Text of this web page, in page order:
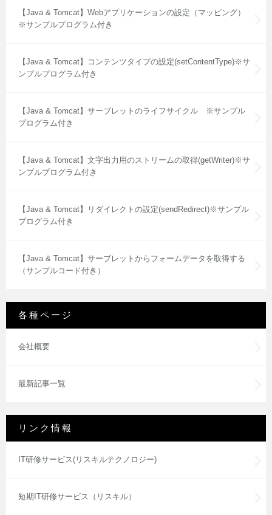
【Java & Tomcat】Webアプリケーションの設定（マッピング）
※サンプルプログラム付き
【Java & Tomcat】コンテンツタイプの設定(setContentType)※サ
ンプルプログラム付き
【Java & Tomcat】サーブレットのライフサイクル ※サンプル
プログラム付き
【Java & Tomcat】文字出力用のストリームの取得(getWriter)※サ
ンプルプログラム付き
【Java & Tomcat】リダイレクトの設定(sendRedirect)※サンプル
プログラム付き
【Java & Tomcat】サーブレットからフォームデータを取得する
（サンプルコード付き）
各種ページ
会社概要
最新記事一覧
リンク情報
IT研修サービス(リスキルテクノロジー)
短期IT研修サービス（リスキル）